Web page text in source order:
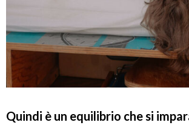
Quindi è un equilibrio che si